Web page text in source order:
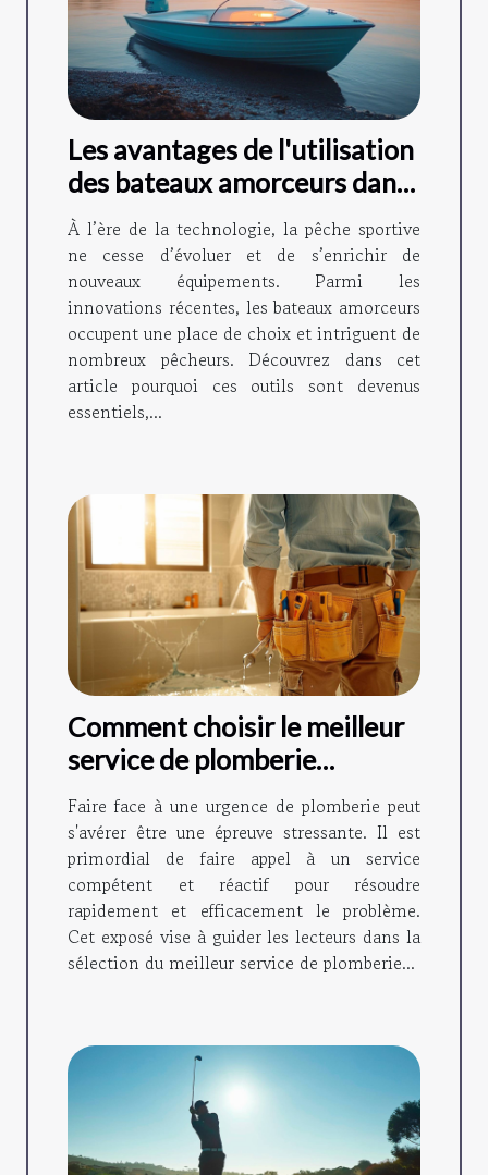
Les avantages de l'utilisation
des bateaux amorceurs dans
la pêche moderne
À l’ère de la technologie, la pêche sportive
ne cesse d’évoluer et de s’enrichir de
nouveaux équipements. Parmi les
innovations récentes, les bateaux amorceurs
occupent une place de choix et intriguent de
nombreux pêcheurs. Découvrez dans cet
article pourquoi ces outils sont devenus
essentiels,...
Comment choisir le meilleur
service de plomberie
d'urgence
Faire face à une urgence de plomberie peut
s'avérer être une épreuve stressante. Il est
primordial de faire appel à un service
compétent et réactif pour résoudre
rapidement et efficacement le problème.
Cet exposé vise à guider les lecteurs dans la
sélection du meilleur service de plomberie...